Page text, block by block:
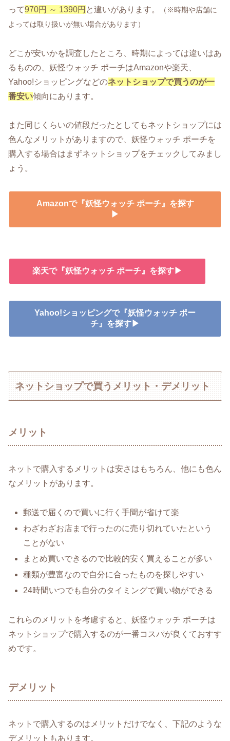
って970円 ～ 1390円 と違いがあります。
（※時期や店舗に
よっては取り扱いが無い場合があります）
どこが安いかを調査したところ、時期によっては違いはあ
るものの、妖怪ウォッチ ポーチはAmazonや楽天、
Yahoo!ショッピングなどのネットショップで買うのが一
番安い傾向にあります。
また同じくらいの値段だったとしてもネットショップには
色んなメリットがありますので、妖怪ウォッチ ポーチを
購入する場合はまずネットショップをチェックしてみまし
ょう。
Amazonで『妖怪ウォッチ ポーチ』を探す
▶
楽天で『妖怪ウォッチ ポーチ』を探す▶
Yahoo!ショッピングで『妖怪ウォッチ ポー
チ』を探す▶
ネットショップで買うメリット・デメリット
メリット
ネットで購入するメリットは安さはもちろん、他にも色ん
なメリットがあります。
郵送で届くので買いに行く手間が省けて楽
わざわざお店まで行ったのに売り切れていたという
ことがない
まとめ買いできるので比較的安く買えることが多い
種類が豊富なので自分に合ったものを探しやすい
24時間いつでも自分のタイミングで買い物ができる
これらのメリットを考慮すると、妖怪ウォッチ ポーチは
ネットショップで購入するのが一番コスパが良くておすす
めです。
デメリット
ネットで購入するのはメリットだけでなく、下記のような
デメリットもあります。